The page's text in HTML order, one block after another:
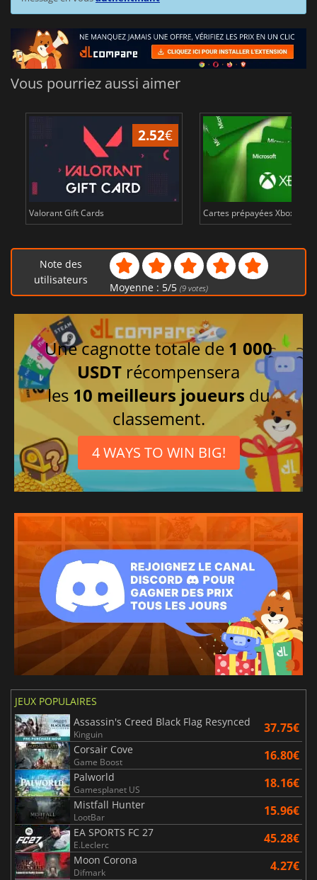
Vous pourriez aussi aimer
2.52€
Valorant Gift Cards Cartes prépayées Xbox Live
Note des
utilisateurs
Moyenne : 5/5 (9votes)
Une cagnotte totale de 1 000
USDT récompensera
les 10 meilleurs joueurs du
classement.
4 WAYS TO WIN BIG!
JEUX POPULAIRES
Assassin's Creed Black Flag Resynced
Kinguin 37.75€
Corsair Cove
Game Boost 16.80€
Palworld
Gamesplanet US 18.16€
Mistfall Hunter
LootBar 15.96€
EA SPORTS FC 27
E.Leclerc 45.28€
Moon Corona
Difmark 4.27€